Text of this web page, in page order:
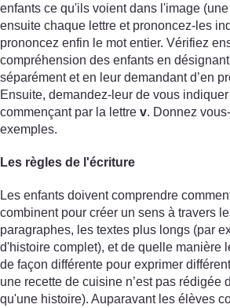
enfants ce qu'ils voient dans l'image
ensuite chaque lettre et prononcez-les
prononcez enfin le mot entier. Vérifiez
compréhension des enfants en
séparément et en leur demandant d’en
Ensuite, demandez-leur de vous
commençant par la lettre v. Donnez
exemples.
Les règles de l'écriture
Les enfants doivent comprendre
combinent pour créer un sens à travers
paragraphes, les textes plus longs (par
d'histoire complet), et de quelle manière
de façon différente pour exprimer
une recette de cuisine n’est pas rédigée
qu'une histoire). Auparavant les élèves